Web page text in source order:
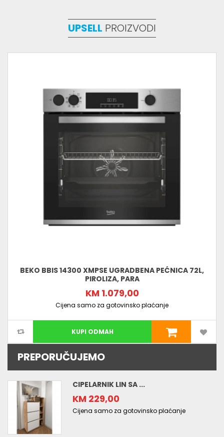
UPSELL PROIZVODI
BEKO BBIS 14300 XMPSE UGRADBENA PEĆNICA 72L,
PIROLIZA, PARA
KM 1.079,00
Cijena samo za gotovinsko plaćanje
KUPI ODMAH
PREPORUČUJEMO
CIPELARNIK LIN SA ...
KM 229,00
Cijena samo za gotovinsko plaćanje